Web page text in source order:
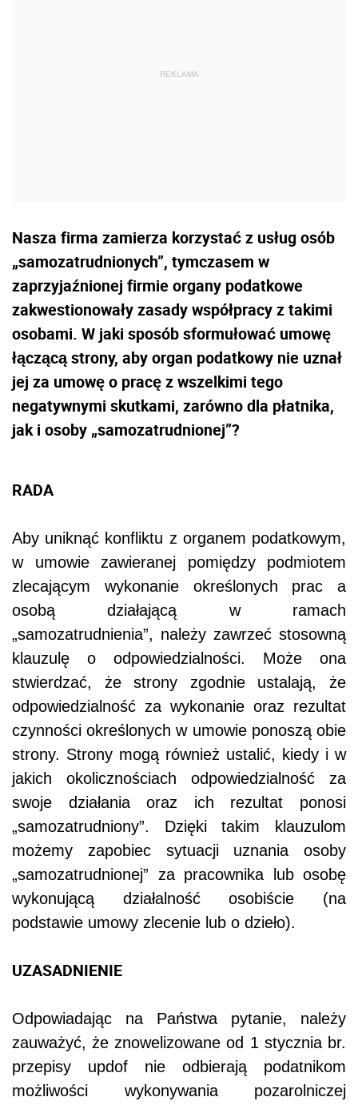
Nasza firma zamierza korzystać z usług osób
„samozatrudnionych”, tymczasem w
zaprzyjaźnionej firmie organy podatkowe
zakwestionowały zasady współpracy z takimi
osobami. W jaki sposób sformułować umowę
łączącą strony, aby organ podatkowy nie uznał
jej za umowę o pracę z wszelkimi tego
negatywnymi skutkami, zarówno dla płatnika,
jak i osoby „samozatrudnionej”?
RADA
Aby uniknąć konfliktu z organem podatkowym,
w umowie zawieranej pomiędzy podmiotem
zlecającym wykonanie określonych prac a
osobą działającą w ramach
„samozatrudnienia”, należy zawrzeć stosowną
klauzulę o odpowiedzialności. Może ona
stwierdzać, że strony zgodnie ustalają, że
odpowiedzialność za wykonanie oraz rezultat
czynności określonych w umowie ponoszą obie
strony. Strony mogą również ustalić, kiedy i w
jakich okolicznościach odpowiedzialność za
swoje działania oraz ich rezultat ponosi
„samozatrudniony”. Dzięki takim klauzulom
możemy zapobiec sytuacji uznania osoby
„samozatrudnionej” za pracownika lub osobę
wykonującą działalność osobiście (na
podstawie umowy zlecenie lub o dzieło).
UZASADNIENIE
Odpowiadając na Państwa pytanie, należy
zauważyć, że znowelizowane od 1 stycznia br.
przepisy updof nie odbierają podatnikom
możliwości wykonywania pozarolniczej